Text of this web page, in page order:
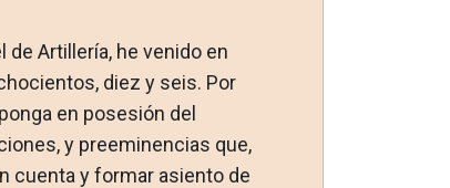
Artillería, he venido en
diez y seis. Por
en posesión del
y preeminen­cias que,
cuenta y formar asiento de